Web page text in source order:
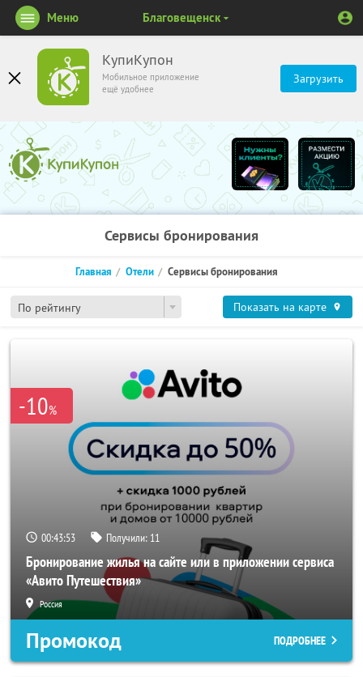
КупиКупон
Мобильное приложение
ещё удобнее
Загрузить
Меню Благовещенск
Сервисы бронирования
По рейтингу
Главная Отели Сервисы бронирования
Показать на карте
-10%
00:43:53 Получили: 11
Бронирование жилья на сайте или в приложении сервиса
«Авито Путешествия»
Россия
Промокод ПОДРОБНЕЕ